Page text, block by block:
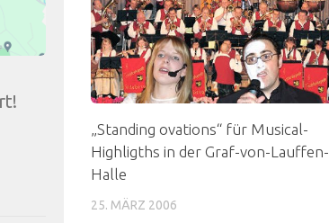
„Standing ovations“ für Musical-
Highligths in der Graf-von-Lauffen-
Halle
25. MÄRZ 2006